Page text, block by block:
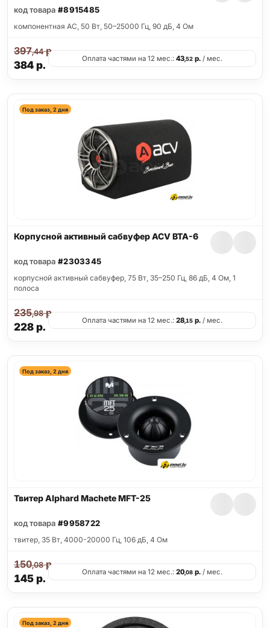
код товара #8915485
компонентная АС, 50 Вт, 50–25000 Гц, 90 дБ, 4 Ом
384р.
397,44р.
Оплата частями на 12 мес.: 43,52р./ мес.
Под заказ, 2 дня
Корпусной активный сабвуфер ACV BTA-6
код товара #2303345
корпусной активный сабвуфер, 75 Вт, 35–250 Гц, 86 дБ, 4 Ом, 1
полоса
228р.
235,98р.
Оплата частями на 12 мес.: 28,15р./ мес.
Под заказ, 2 дня
Твитер Alphard Machete MFT-25
код товара #9958722
твитер, 35 Вт, 4000-20000 Гц, 106 дБ, 4 Ом
145р.
150,08р.
Оплата частями на 12 мес.: 20,08р./ мес.
Под заказ, 2 дня